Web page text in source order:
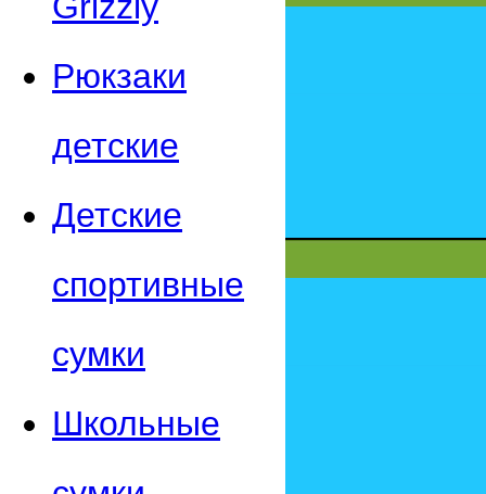
Рюкзаки
детские
Детские
спортивные
сумки
Школьные